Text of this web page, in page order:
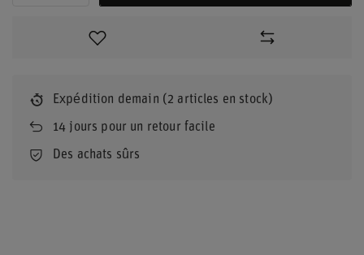
Expédition demain (2 articles en stock)
14 jours pour un retour facile
Des achats sûrs